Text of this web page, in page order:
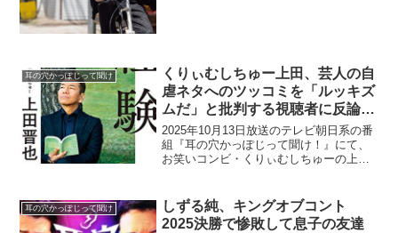
耳の穴かっぽじって聞け
くりぃむしちゅー上田、芸人の自
虐ネタへのツッコミを「ルッキズ
ムだ」と批判する視聴者に反論
「アンタ、残酷じゃないです
か？」
2025年10月13日放送のテレビ朝日系の番
組『耳の穴かっぽじって聞け！』にて、
お笑いコンビ・くりぃむしちゅーの上田
論していた。上田晋也：「令和の時代、
だいぶ少なくはな...
耳の穴かっぽじって聞け
しずる純、キングオブコント
2025決勝で惨敗して息子の友達